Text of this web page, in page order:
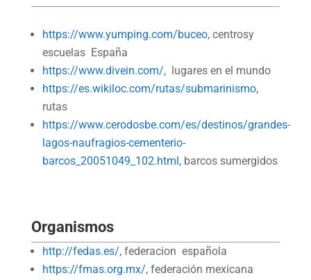
https://www.yumping.com/buceo, centrosy
escuelas España
https://www.divein.com/, lugares en el mundo
https://es.wikiloc.com/rutas/submarinismo,
rutas
https://www.cerodosbe.com/es/destinos/grandes-
lagos-naufragios-cementerio-
barcos_20051049_102.html , barcos sumergidos
Organismos
http://fedas.es/, federacion española
https://fmas.org.mx/, federación mexicana